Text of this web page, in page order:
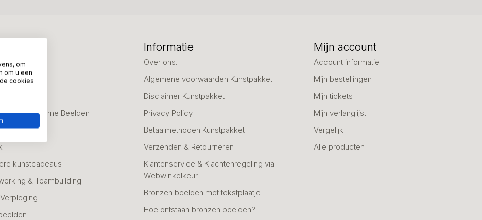
Cadeaus
& Moderne Beelden
kunstcadeaus
& Teambuilding
Informatie
Over ons..
Algemene voorwaarden Kunstpakket
Disclaimer Kunstpakket
Privacy Policy
Betaalmethoden Kunstpakket
Verzenden & Retourneren
Klantenservice & Klachtenregeling via
Webwinkelkeur
Bronzen beelden met tekstplaatje
Hoe ontstaan bronzen beelden?
Mijn account
Account informatie
Mijn bestellingen
Mijn tickets
Mijn verlanglijst
Vergelijk
Alle producten
om
om u een
cookies